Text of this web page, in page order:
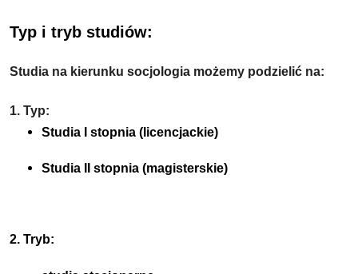
Typ i tryb studiów:
Studia na kierunku socjologia możemy podzielić na:
1. Typ:
Studia I stopnia (licencjackie)
Studia II stopnia (magisterskie)
2. Tryb: